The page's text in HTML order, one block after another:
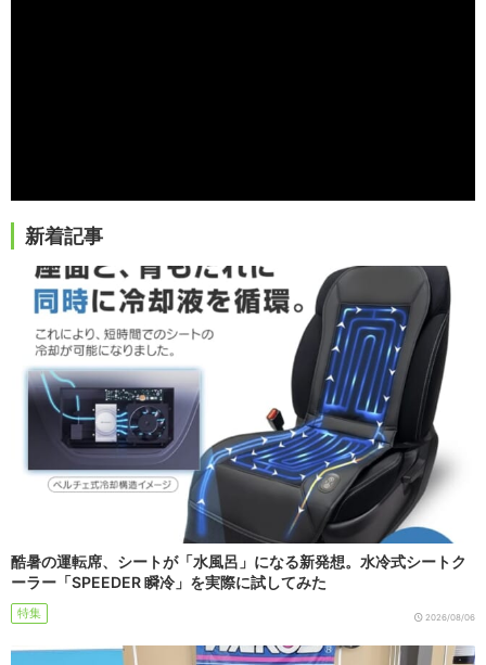
新着記事
酷暑の運転席、シートが「水風呂」になる新発想。水冷式シートク
ーラー「SPEEDER 瞬冷」を実際に試してみた
特集 2026/08/06